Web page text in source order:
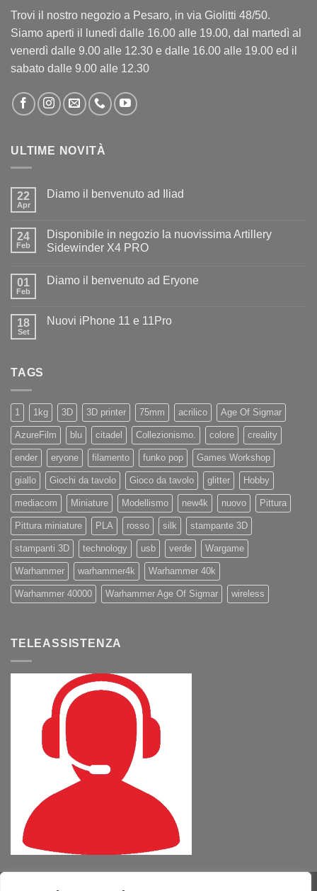
Trovi il nostro negozio a Pesaro, in via Giolitti 48/50.
Siamo aperti il lunedì dalle 16.00 alle 19.00, dal martedì al
venerdì dalle 9.00 alle 12.30 e dalle 16.00 alle 19.00 ed il
sabato dalle 9.00 alle 12.30
ULTIME NOVITÀ
22
Apr
Diamo il benvenuto ad Iliad
Diamo
il
benvenuto
24
Feb
Disponibile in negozio la nuovissima Artillery
Sidewinder X4 PRO
su
la
nuovissima
01
Feb
Diamo il benvenuto ad Eryone
Diamo
18
Set
Nuovi iPhone 11 e 11Pro
TAGS
1 1kg 3D 3D printer 75mm acrilico Age Of Sigmar
AzureFilm blu citadel Collezionismo. colore creality
ender eryone filamento funko pop Games Workshop
giallo Giochi da tavolo Gioco da tavolo glitter Hobby
mediacom Miniature Modellismo new4k nuovo Pittura
Pittura miniature PLA rosso silk stampante 3D
stampanti 3D technology usb verde Wargame
Warhammer warhammer4k Warhammer 40k
Warhammer 40000 Warhammer Age Of Sigmar wireless
TELEASSISTENZA